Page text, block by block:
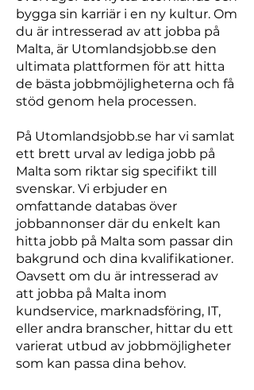
bygga sin karriär i en ny kultur. Om
du är intresserad av att jobba på
Malta, är Utomlandsjobb.se den
ultimata plattformen för att hitta
de bästa jobbmöjligheterna och få
stöd genom hela processen.
På Utomlandsjobb.se har vi samlat
ett brett urval av lediga jobb på
Malta som riktar sig specifikt till
svenskar. Vi erbjuder en
omfattande databas över
jobbannonser där du enkelt kan
hitta jobb på Malta som passar din
bakgrund och dina kvalifikationer.
Oavsett om du är intresserad av
att jobba på Malta inom
kundservice, marknadsföring, IT,
eller andra branscher, hittar du ett
varierat utbud av jobbmöjligheter
som kan passa dina behov.